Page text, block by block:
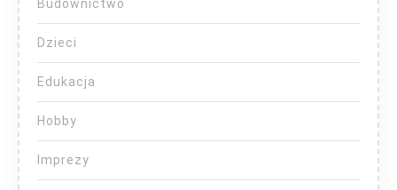
Budownictwo
Dzieci
Edukacja
Hobby
Imprezy